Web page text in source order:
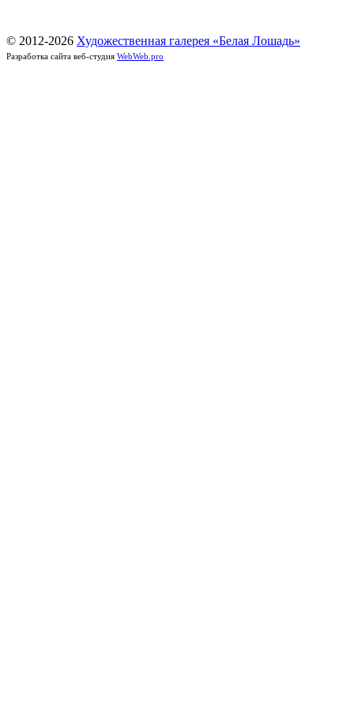
© 2012-2026 Художественная галерея «Белая Лошадь»
Разработка сайта веб-студия WebWeb.pro